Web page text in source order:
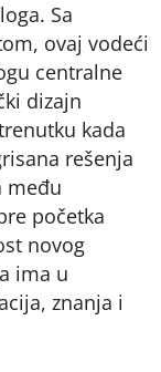
Sa
ovaj vodeći
centralne
dizajn
kada
rešenja
među
početka
novog
ima u
znanja i